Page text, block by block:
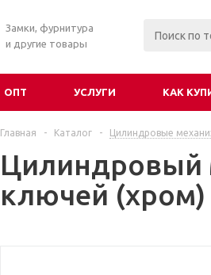
Замки, фурнитура
и другие товары
ОПТ УСЛУГИ КАК
Главная - Каталог - Цилиндровые
Цилиндровый
ключей (хром)